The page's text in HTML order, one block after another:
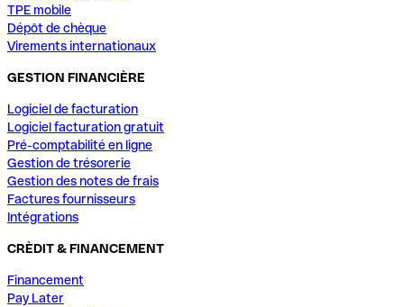
TPE mobile
Dépôt de chèque
Virements internationaux
GESTION FINANCIÈRE
Logiciel de facturation
Logiciel facturation gratuit
Pré-comptabilité en ligne
Gestion de trésorerie
Gestion des notes de frais
Factures fournisseurs
Intégrations
CRÈDIT & FINANCEMENT
Financement
Pay Later